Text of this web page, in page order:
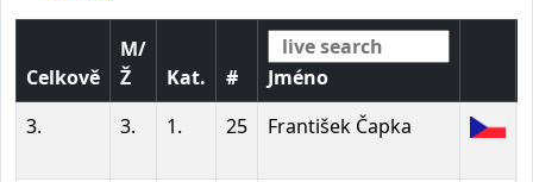
Celkově
M/
Ž
Kat. # Jméno
3.
3. 1. 25 František Čapka